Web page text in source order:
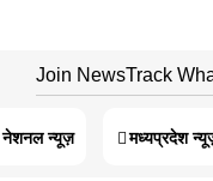
Join NewsTrack
नेशनल न्यूज़ मध्यप्रदेश